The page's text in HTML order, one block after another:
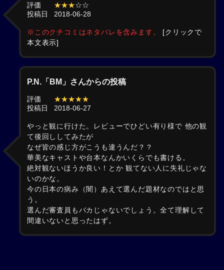
評価 ★★★☆☆
投稿日
2018-06-28
※このクチコミはネタバレを含みます。
[クリックで
本文表示]
P.N.「BM」さんからの投稿
評価
★★★★★
投稿日
2018-06-27
やっと観に行けた。レビューでひどい有り様で 他の観
て後回ししてみたが
なぜ皆の感じ方がこうも違うんだ？？
華美なキャストや台本なんかいくらでも書ける。
絶対観ないほうか良い！とか 観てない人に失礼じゃな
いのかな。
今の日本の病み（闇）あえて選んだ題材なのではと思
う。
選んだ審査員もバカじゃないでしょう。全て理解して
間違いないと思ったはず。